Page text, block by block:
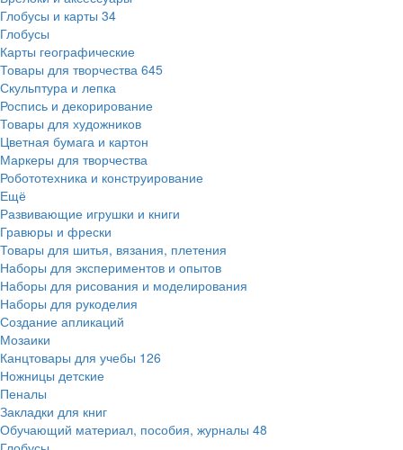
Глобусы и карты 34
Глобусы
Карты географические
Товары для творчества 645
Скульптура и лепка
Роспись и декорирование
Товары для художников
Цветная бумага и картон
Маркеры для творчества
Робототехника и конструирование
Ещё
Развивающие игрушки и книги
Гравюры и фрески
Товары для шитья, вязания, плетения
Наборы для экспериментов и опытов
Наборы для рисования и моделирования
Наборы для рукоделия
Создание апликаций
Мозаики
Канцтовары для учебы 126
Ножницы детские
Пеналы
Закладки для книг
Обучающий материал, пособия, журналы 48